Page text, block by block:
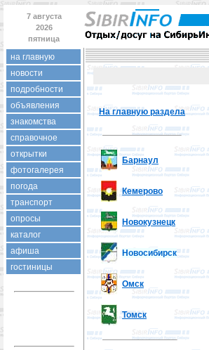
7 августа
2026
пятница
на главную
новости
подробности
объявления
знакомства
справочное
открытки
фотогалерея
погода
транспорт
опросы
каталог
афиша
гостиницы
На главную раздела
Барнаул
Кемерово
Новокузнецк
Новосибирск
Омск
Томск